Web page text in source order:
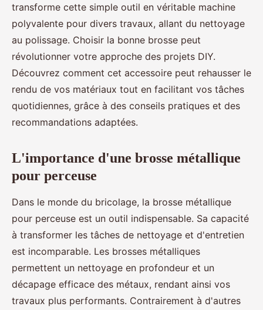
transforme cette simple outil en véritable machine
polyvalente pour divers travaux, allant du nettoyage
au polissage. Choisir la bonne brosse peut
révolutionner votre approche des projets DIY.
Découvrez comment cet accessoire peut rehausser le
rendu de vos matériaux tout en facilitant vos tâches
quotidiennes, grâce à des conseils pratiques et des
recommandations adaptées.
L'importance d'une brosse métallique
pour perceuse
Dans le monde du bricolage, la brosse métallique
pour perceuse est un outil indispensable. Sa capacité
à transformer les tâches de nettoyage et d'entretien
est incomparable. Les brosses métalliques
permettent un nettoyage en profondeur et un
décapage efficace des métaux, rendant ainsi vos
travaux plus performants. Contrairement à d'autres